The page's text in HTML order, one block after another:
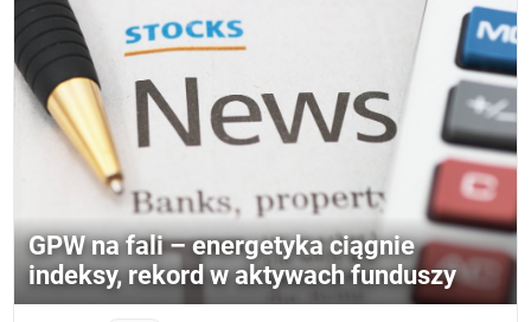
GPW na fali – energetyka ciągnie
indeksy, rekord w aktywach funduszy